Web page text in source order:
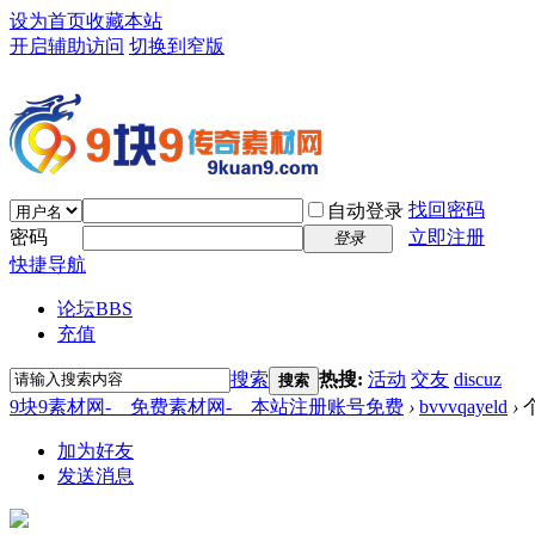
设为首页收藏本站
开启辅助访问 切换到窄版
自动登录 找回密码
密码
登录
立即注册
快捷导航
论坛BBS
充值
搜索 搜索 热搜: 活动 交友 discuz
9块9素材网-＿免费素材网-＿本站注册账号免费 › bvvvqayeld ›
加为好友
发送消息